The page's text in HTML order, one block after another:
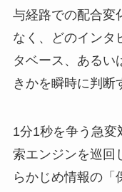
与経路での配合変
なく、どのインタ
タベース、あるい
きかを瞬時に判断
1分1秒を争う急変
索エンジンを巡回
らかじめ情報の「